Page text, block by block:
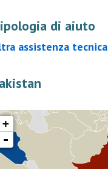
di aiuto
assistenza tecnica
+
-